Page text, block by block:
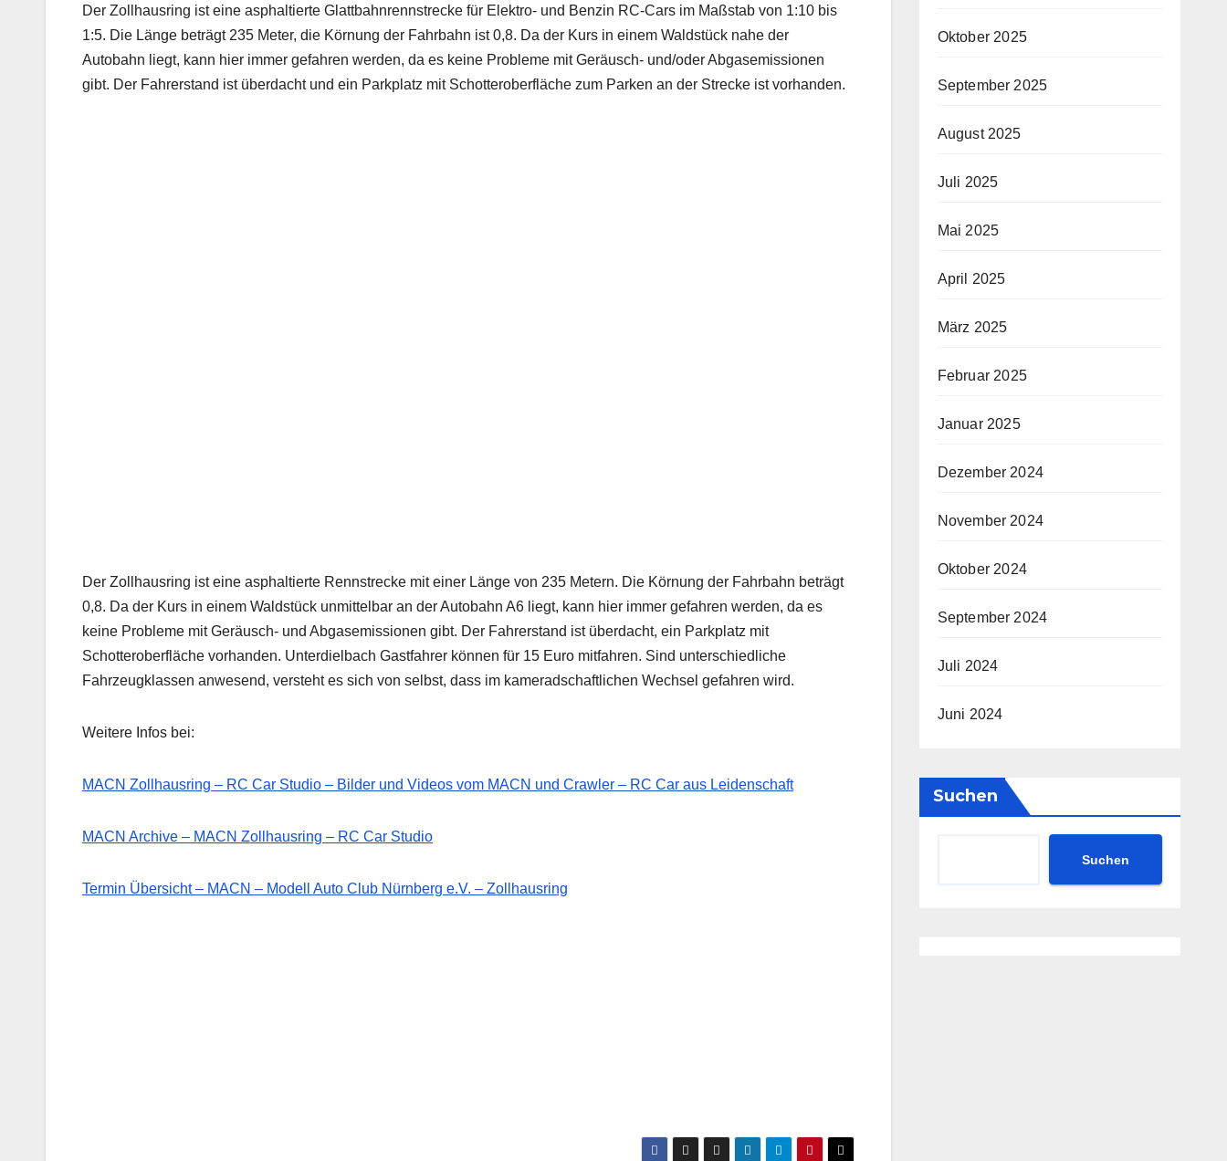
Der Zollhausring ist eine asphaltierte Glattbahnrennstrecke für Elektro- und Benzin RC-Cars im Maßstab von 1:10 bis
1:5. Die Länge beträgt 235 Meter, die Körnung der Fahrbahn ist 0,8. Da der Kurs in einem Waldstück nahe der
Autobahn liegt, kann hier immer gefahren werden, da es keine Probleme mit Geräusch- und/oder Abgasemissionen
gibt. Der Fahrerstand ist überdacht und ein Parkplatz mit Schotteroberfläche zum Parken an der Strecke ist vorhanden.
Der Zollhausring ist eine asphaltierte Rennstrecke mit einer Länge von 235 Metern. Die Körnung der Fahrbahn beträgt
0,8. Da der Kurs in einem Waldstück unmittelbar an der Autobahn A6 liegt, kann hier immer gefahren werden, da es
keine Probleme mit Geräusch- und Abgasemissionen gibt. Der Fahrerstand ist überdacht, ein Parkplatz mit
Schotteroberfläche vorhanden. Unterdielbach Gastfahrer können für 15 Euro mitfahren. Sind unterschiedliche
Fahrzeugklassen anwesend, versteht es sich von selbst, dass im kameradschaftlichen Wechsel gefahren wird.
Weitere Infos bei:
MACN Zollhausring – RC Car Studio – Bilder und Videos vom MACN und Crawler – RC Car aus Leidenschaft
MACN Archive – MACN Zollhausring – RC Car Studio
Termin Übersicht – MACN – Modell Auto Club Nürnberg e.V. – Zollhausring
Oktober 2025
September 2025
August 2025
Juli 2025
Mai 2025
April 2025
März 2025
Februar 2025
Januar 2025
Dezember 2024
November 2024
Oktober 2024
September 2024
Juli 2024
Juni 2024
Suchen
Suchen